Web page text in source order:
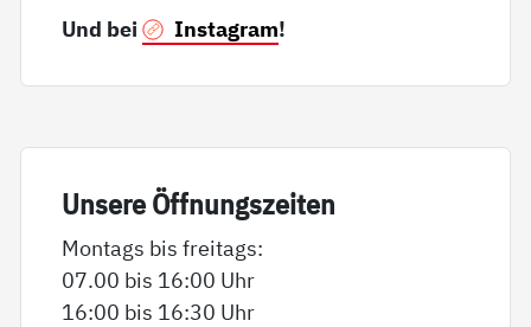
Und bei
Instagram!
Un­se­re Öff­nungs­zei­ten
Montags bis freitags:
07.00 bis 16:00 Uhr
16:00 bis 16:30 Uhr